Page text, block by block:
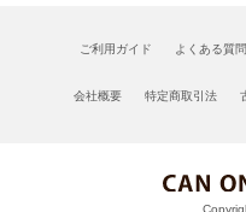
ご利用ガイド よくある質問
会社概要 特定商取引法